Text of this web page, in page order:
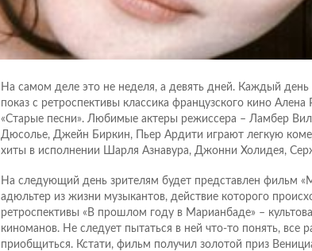
На самом деле это не неделя, а девять дней. Каждый
показ с ретроспективы классика французского кино
«Старые песни». Любимые актеры режиссера – Ламбер
Дюсолье, Джейн Биркин, Пьер Ардити играют легкую
хиты в исполнении Шарля Азнавура, Джонни Холидея,
На следующий день зрителям будет представлен фильм
адюльтер из жизни музыкантов, действие которого
ретроспективы «В прошлом году в Марианбаде» –
киноманов. Не следует пытаться в ней что-то понять, все
приобщиться. Кстати, фильм получил золотой приз